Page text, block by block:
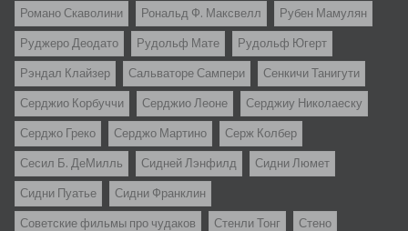
Романо Скаволини Рональд Ф. Максвелл Рубен Мамулян
Руджеро Деодато Рудольф Мате Рудольф Югерт
Рэндал Клайзер Сальваторе Сампери Сенкичи Танигути
Серджио Корбуччи Серджио Леоне Серджиу Николаеску
Серджо Греко Серджо Мартино Серж Колбер
Сесил Б. ДеМилль Сидней Лэнфилд Сидни Люмет
Сидни Пуатье Сидни Франклин
Советские фильмы про чудаков Стенли Тонг Стено